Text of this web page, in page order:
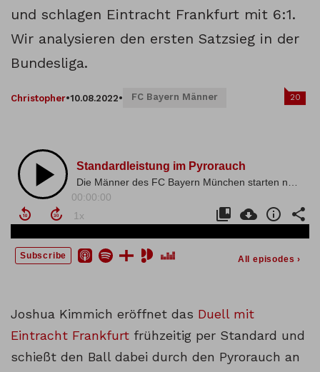
und schlagen Eintracht Frankfurt mit 6:1.
Wir analysieren den ersten Satzsieg in der
Bundesliga.
Christopher•10.08.2022• FC Bayern Männer 20
Joshua Kimmich eröffnet das Duell mit
Eintracht Frankfurt frühzeitig per Standard und
schießt den Ball dabei durch den Pyrorauch an